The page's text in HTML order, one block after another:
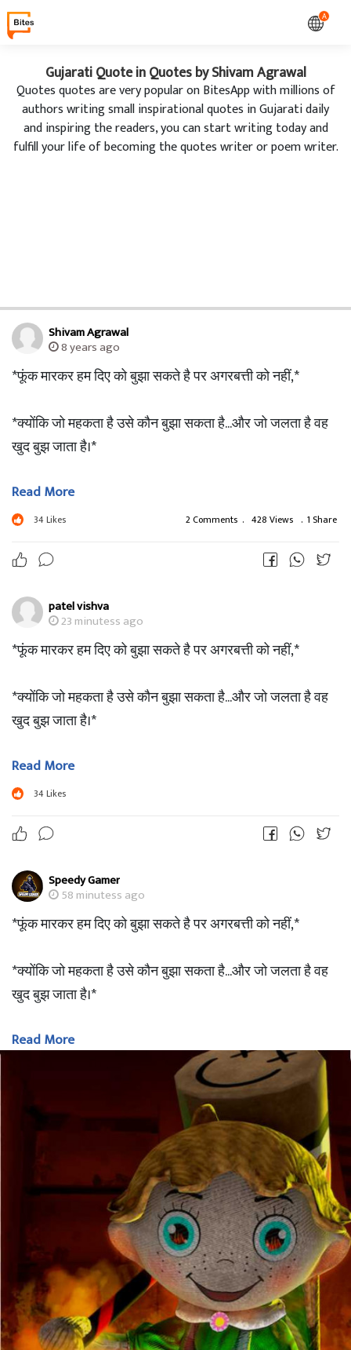
A
Gujarati Quote in Quotes by Shivam Agrawal
Quotes quotes are very popular on BitesApp with millions of
authors writing small inspirational quotes in Gujarati daily
and inspiring the readers, you can start writing today and
fulfill your life of becoming the quotes writer or poem writer.
Shivam Agrawal
8 years ago
*फूंक मारकर हम दिए को बुझा सकते है पर अगरबत्ती को नहीं,*
*क्योंकि जो महकता है उसे कौन बुझा सकता है...और जो जलता है वह
खुद बुझ जाता है।*
??Great Morning ??
Read More
34Likes 2 Comments . 428 Views . 1 Share
patel vishva
23 minutess ago
*फूंक मारकर हम दिए को बुझा सकते है पर अगरबत्ती को नहीं,*
*क्योंकि जो महकता है उसे कौन बुझा सकता है...और जो जलता है वह
खुद बुझ जाता है।*
??Great Morning ??
Read More
34Likes
Speedy Gamer
58 minutess ago
*फूंक मारकर हम दिए को बुझा सकते है पर अगरबत्ती को नहीं,*
*क्योंकि जो महकता है उसे कौन बुझा सकता है...और जो जलता है वह
खुद बुझ जाता है।*
??Great Morning ??
Read More